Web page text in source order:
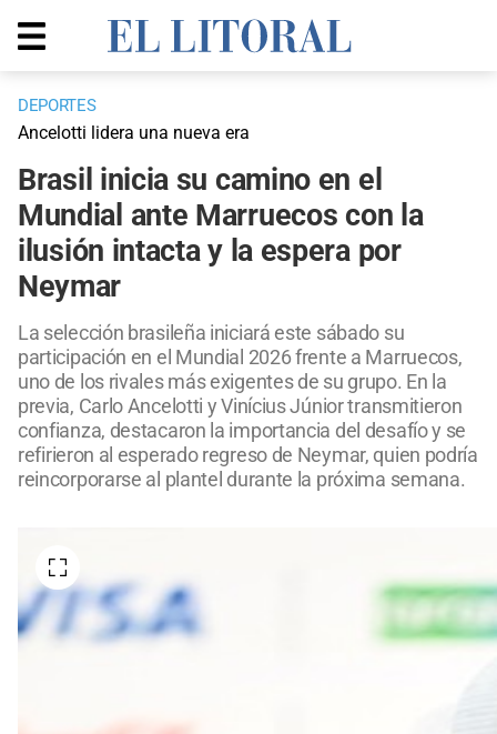
DEPORTES
Ancelotti lidera una nueva era
Brasil inicia su camino en el
Mundial ante Marruecos con la
ilusión intacta y la espera por
Neymar
La selección brasileña iniciará este sábado su
participación en el Mundial 2026 frente a Marruecos,
uno de los rivales más exigentes de su grupo. En la
previa, Carlo Ancelotti y Vinícius Júnior transmitieron
confianza, destacaron la importancia del desafío y se
refirieron al esperado regreso de Neymar, quien podría
reincorporarse al plantel durante la próxima semana.